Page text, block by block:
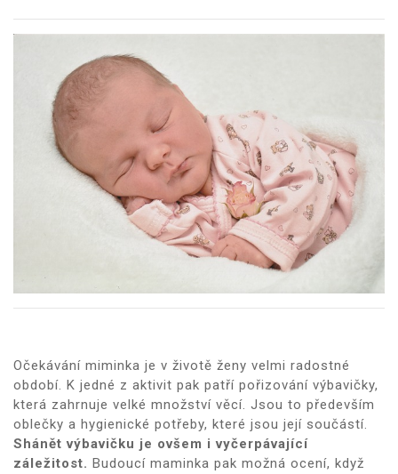
Očekávání miminka je v životě ženy velmi radostné
období. K jedné z aktivit pak patří pořizování výbavičky,
která zahrnuje velké množství věcí. Jsou to především
oblečky a hygienické potřeby, které jsou její součástí.
Shánět výbavičku je ovšem i vyčerpávající
záležitost. Budoucí maminka pak možná ocení, když